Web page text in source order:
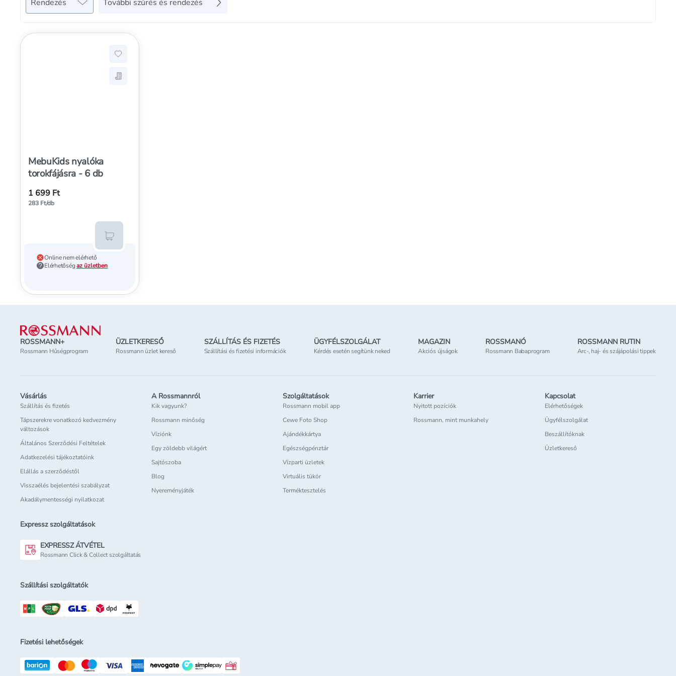
Rendezés További szűrés és rendezés
MebuKids nyalóka
torokfájásra - 6 db
Hozzáadás a kedvencekhez, MebuKids nyalóka torokfájásra - 6 db
Mentés a bevásárló listára, MebuKids nyalóka torokfájásra - 6 db
1 699 Ft
283 Ft/db
Online nem elérhető
Elérhetőségaz üzletben
Kosárba teszem
Lábléc
ROSSMANN+
Rossmann Hűségprogram
ÜZLETKERESŐ
Rossmann üzlet kereső
SZÁLLÍTÁS ÉS FIZETÉS
Szállítási és fizetési információk
ÜGYFÉLSZOLGÁLAT
Kérdés esetén segítünk neked
MAGAZIN
Akciós újságok
ROSSMANÓ
Rossmann Babaprogram
ROSSMANN RUTIN
Arc-, haj- és szájápolási tippek
Vásárlás
Szállítás és fizetés
Tápszerekre vonatkozó kedvezmény
változások
Általános Szerződési Feltételek
Adatkezelési tájékoztatóink
Elállás a szerződéstől
Visszaélés bejelentési szabályzat
Akadálymentességi nyilatkozat
A Rossmannról
Kik vagyunk?
Rossmann minőség
Víziónk
Egy zöldebb világért
Sajtószoba
Blog
Nyereményjáték
Szolgáltatások
Rossmann mobil app
Cewe Foto Shop
Ajándékkártya
Egészségpénztár
Vízparti üzletek
Virtuális tükör
Terméktesztelés
Karrier
Nyitott pozíciók
Rossmann, mint munkahely
Kapcsolat
Elérhetőségek
Ügyfélszolgálat
Beszállítóknak
Üzletkereső
Expressz szolgáltatások
EXPRESSZ ÁTVÉTEL
Rossmann Click & Collect szolgáltatás
Szállítási szolgáltatók
Fizetési lehetőségek
Rossmann ajándékkártya